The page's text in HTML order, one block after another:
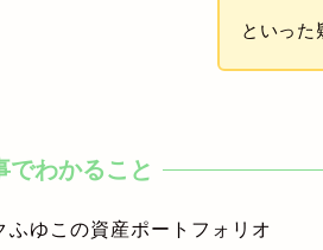
といった
ふゆこの資産ポートフォリオ